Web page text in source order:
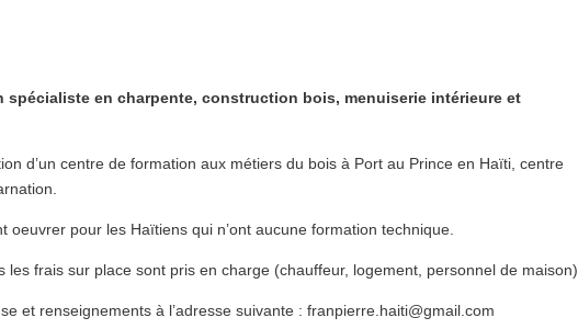
spécialiste en charpente, construction bois, menuiserie intérieure et
d’un centre de formation aux métiers du bois à Port au Prince en Haïti, centre
oeuvrer pour les Haïtiens qui n’ont aucune formation technique.
les frais sur place sont pris en charge (chauffeur, logement, personnel de maison).
et renseignements à l’adresse suivante : franpierre.haiti@gmail.com